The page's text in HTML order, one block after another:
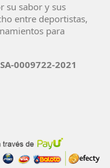
su sabor y sus
entre deportistas,
para
0009722-2021